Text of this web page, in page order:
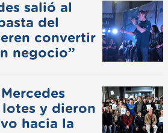
salió al
del
convertir
negocio”
y dieron
hacia la